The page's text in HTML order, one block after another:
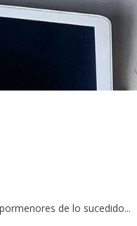
de lo sucedido...